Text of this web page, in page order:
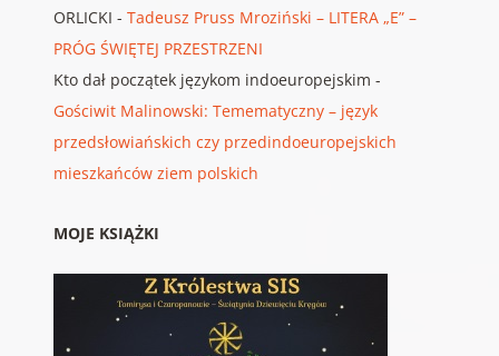
ORLICKI - Tadeusz Pruss Mroziński – LITERA „E” –
PRÓG ŚWIĘTEJ PRZESTRZENI
Kto dał początek językom indoeuropejskim -
Gościwit Malinowski: Temematyczny – język
przedsłowiańskich czy przedindoeuropejskich
mieszkańców ziem polskich
MOJE KSIĄŻKI